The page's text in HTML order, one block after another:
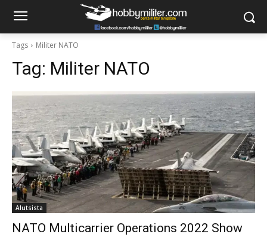
Tags Militer NATO
Tag: Militer NATO
Alutsista
NATO Multicarrier Operations 2022 Show